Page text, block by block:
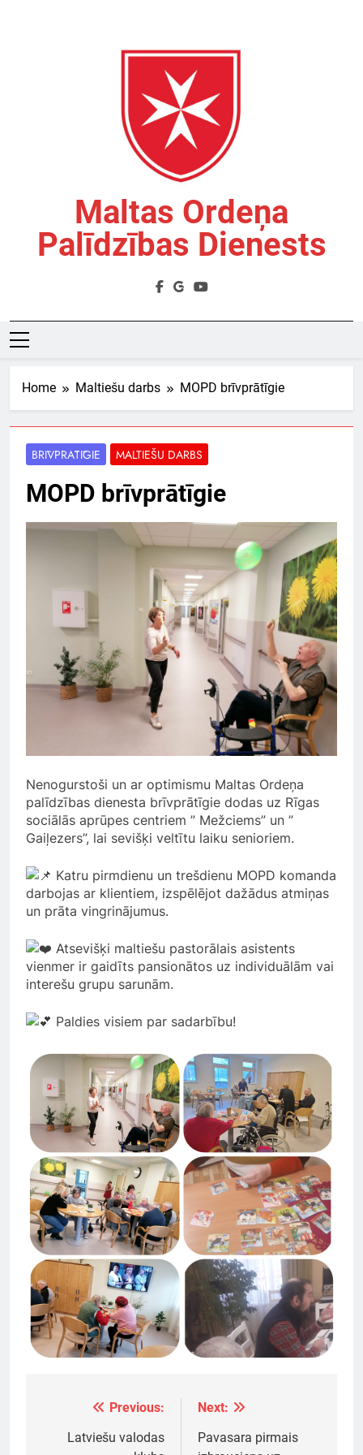
Maltas Ordeņa
Palīdzības Dienests
Home Maltiešu darbs MOPD brīvprātīgie
BRĪVPRĀTĪGIE MALTIEŠU DARBS
MOPD brīvprātīgie
Nenogurstoši un ar optimismu Maltas Ordeņa
palīdzības dienesta brīvprātīgie dodas uz Rīgas
sociālās aprūpes centriem ” Mežciems” un ”
Gaiļezers”, lai sevišķi veltītu laiku senioriem.
Katru pirmdienu un trešdienu MOPD komanda
darbojas ar klientiem, izspēlējot dažādus atmiņas
un prāta vingrinājumus.
Atsevišķi maltiešu pastorālais asistents
vienmer ir gaidīts pansionātos uz individuālām vai
interešu grupu sarunām.
Paldies visiem par sadarbību!
izvēlne
Previous:
Latviešu valodas
Next:
Pavasara pirmais